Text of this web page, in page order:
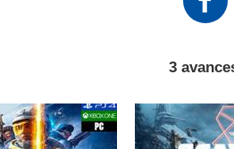
3